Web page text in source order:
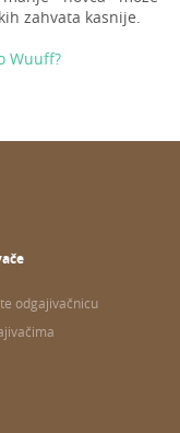
zahvata kasnije.
Wuuff?
odgajivačnicu